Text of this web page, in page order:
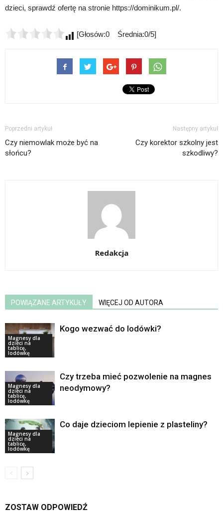
dzieci, sprawdź ofertę na stronie https://dominikum.pl/.
[Głosów:0 Średnia:0/5]
Poprzedni artykuł
Czy niemowlak może być na
słońcu?
Następny artykuł
Czy korektor szkolny jest
szkodliwy?
Redakcja
POWIĄZANE ARTYKUŁY WIĘCEJ OD AUTORA
Magnesy dla
dzieci na
tablicę,
lodówkę
Kogo wezwać do lodówki?
Magnesy dla
dzieci na
tablicę,
lodówkę
Czy trzeba mieć pozwolenie na magnes
neodymowy?
Magnesy dla
dzieci na
tablicę,
lodówkę
Co daje dzieciom lepienie z plasteliny?
ZOSTAW ODPOWIEDŹ